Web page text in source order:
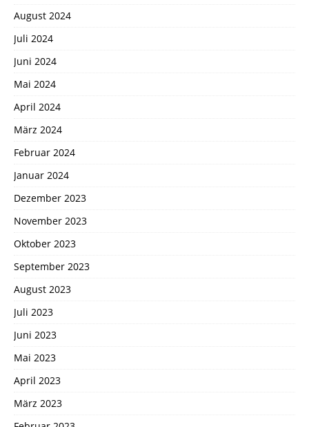
August 2024
Juli 2024
Juni 2024
Mai 2024
April 2024
März 2024
Februar 2024
Januar 2024
Dezember 2023
November 2023
Oktober 2023
September 2023
August 2023
Juli 2023
Juni 2023
Mai 2023
April 2023
März 2023